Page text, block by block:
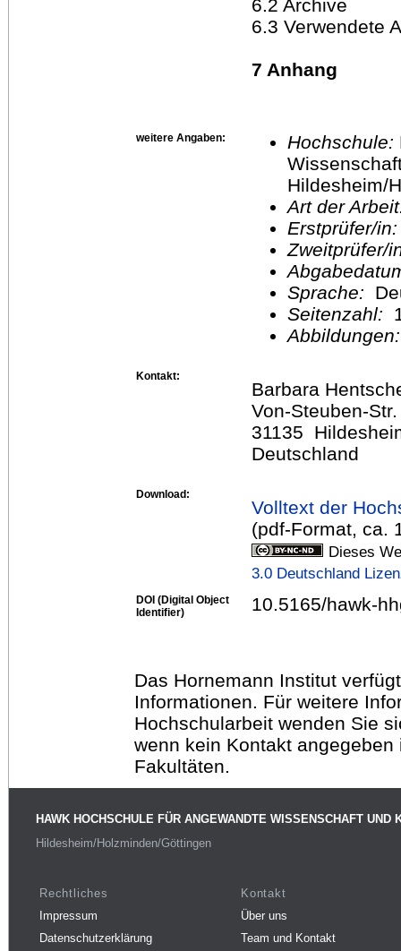
6.2 Archive
6.3 Verwendete
7 Anhang
weitere Angaben: Hochschule:
Hildesheim/
Art der
Erstprüfer/
Sprache:
Seitenzahl:
Kontakt:
Barbara
Von-Steuben-
31135
Deutschland
Download:
Volltext der
(pdf-Format, ca.
Dieses
3.0 Deutschland
DOI (Digital Object
Identifier)
10.5165/hawk-
Das Hornemann Institut
Informationen. Für weitere
Hochschularbeit wenden Sie
wenn kein Kontakt
Fakultäten.
HAWK HOCHSCHULE FÜR ANGEWANDTE WISSENSCHAFT UND
Hildesheim/Holzminden/Göttingen
Rechtliches
Impressum
Datenschutzerklärung
Kontakt
Über uns
Team und Kontakt